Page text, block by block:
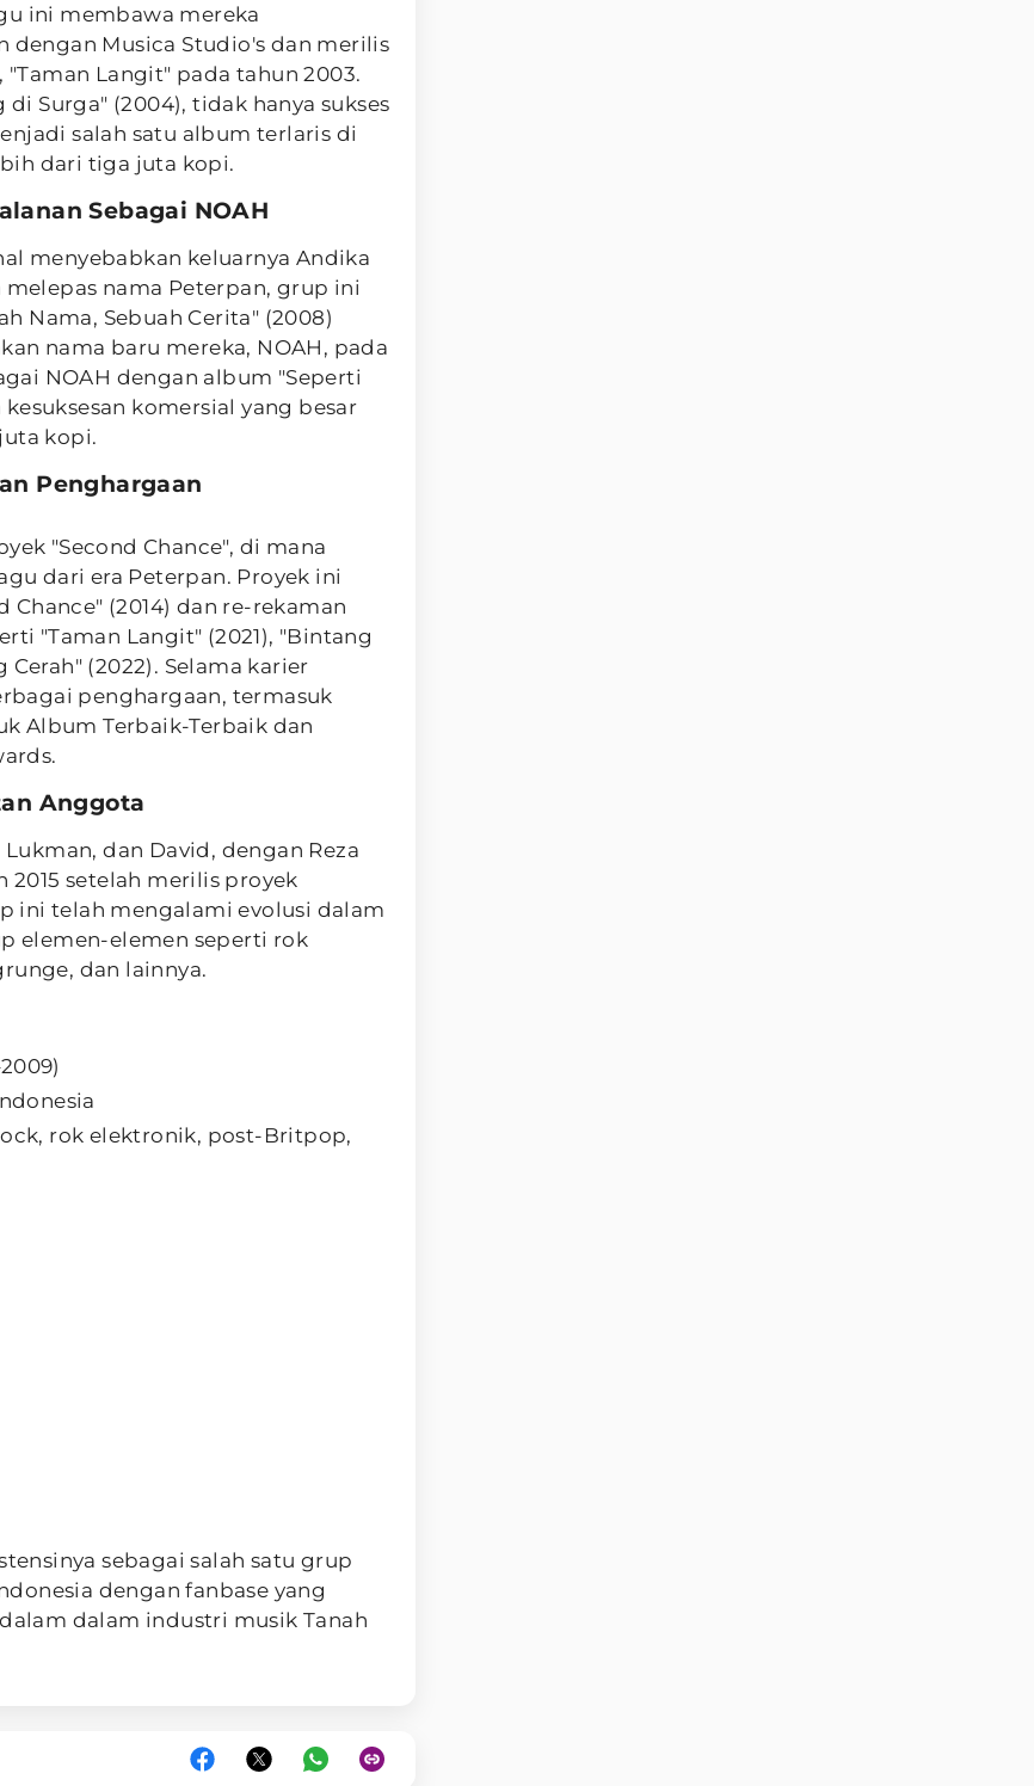
ini membawa mereka
dengan Musica Studio's dan merilis
Langit" pada tahun 2003.
Surga" (2004), tidak hanya sukses
salah satu album terlaris di
dari tiga juta kopi.
Sebagai NOAH
menyebabkan keluarnya Andika
nama Peterpan, grup ini
Nama, Sebuah Cerita" (2008)
nama baru mereka, NOAH, pada
NOAH dengan album "Seperti
komersial yang besar
kopi.
Penghargaan
"Second Chance", di mana
dari era Peterpan. Proyek ini
(2014) dan re-rekaman
"Taman Langit" (2021), "Bintang
(2022). Selama karier
penghargaan, termasuk
Album Terbaik-Terbaik dan
Anggota
dan David, dengan Reza
setelah merilis proyek
ini telah mengalami evolusi dalam
elemen-elemen seperti rok
dan lainnya.
rok elektronik, post-Britpop,
sebagai salah satu grup
dengan fanbase yang
dalam industri musik Tanah